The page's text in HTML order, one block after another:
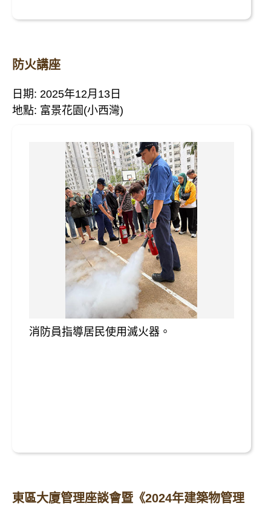
防火講座
日期: 2025年12月13日
地點: 富景花園(小西灣)
消防員指導居民使用滅火器。
東區大廈管理座談會暨《2024年建築物管理